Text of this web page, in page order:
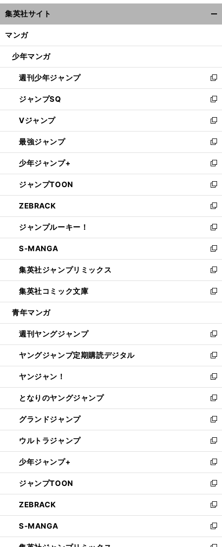
ウ
ィ
ン
ウ
開
く
集英社サイト
マンガ
少年マンガ
週刊少年ジャンプ
新
し
い
ウ
ィ
ン
ド
ウ
で
開
く
ジャンプSQ
新
し
い
ウ
ィ
ン
ド
ウ
で
開
く
Vジャンプ
新
し
い
ウ
ィ
ン
ド
ウ
で
開
く
最強ジャンプ
新
し
い
ウ
ィ
ン
ド
ウ
で
開
く
少年ジャンプ+
新
し
い
ウ
ィ
ン
ド
ウ
で
開
く
ジャンプTOON
新
し
い
ウ
ィ
ン
ド
ウ
で
開
く
ZEBRACK
新
し
い
ウ
ィ
ン
ド
ウ
で
開
ジャンプルーキー！
新
し
い
ウ
ィ
ン
ド
ウ
開
く
S-MANGA
新
し
い
ウ
ィ
ン
ウ
で
開
く
集英社ジャンプリミックス
新
し
い
ウ
ン
ド
ウ
で
開
く
集英社コミック文庫
新
し
ウ
ィ
ン
ド
ウ
で
開
く
青年マンガ
週刊ヤングジャンプ
新
し
い
ウ
ィ
ン
ド
ウ
で
開
く
ヤングジャンプ定期購読デジタル
新
し
い
ウ
ィ
ン
ド
ウ
で
開
く
ヤンジャン！
新
し
い
ウ
ィ
ン
ド
ウ
で
開
く
となりのヤングジャンプ
新
し
い
ウ
ィ
ン
ド
ウ
で
開
く
グランドジャンプ
新
し
い
ウ
ィ
ン
ド
ウ
で
開
く
ウルトラジャンプ
新
し
い
ウ
ィ
ン
ド
ウ
で
開
少年ジャンプ+
新
し
い
ウ
ィ
ン
ド
ウ
ジャンプTOON
新
し
い
ウ
ィ
ン
ZEBRACK
新
し
い
ウ
S-MANGA
新
し